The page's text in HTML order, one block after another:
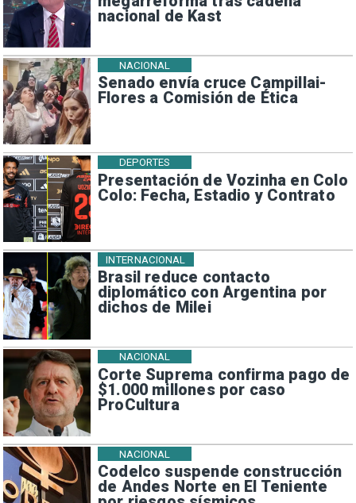
nacional de Kast
Senado envía cruce Campillai-
Flores a Comisión de Ética
NACIONAL
Presentación de Vozinha en Colo
Colo: Fecha, Estadio y Contrato
DEPORTES
Brasil reduce contacto
diplomático con Argentina por
dichos de Milei
INTERNACIONAL
Corte Suprema confirma pago de
$1.000 millones por caso
ProCultura
NACIONAL
Codelco suspende construcción
de Andes Norte en El Teniente
NACIONAL